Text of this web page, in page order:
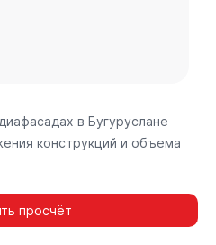
в Бугуруслане
конструкций и объема
просчёт